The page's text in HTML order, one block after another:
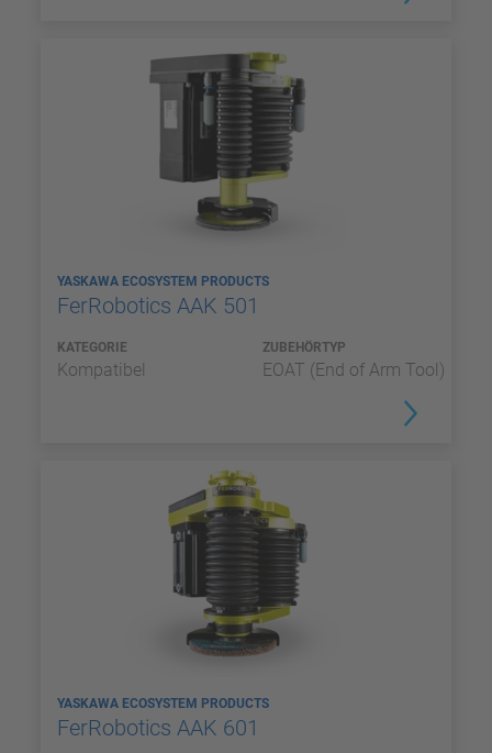
YASKAWA ECOSYSTEM PRODUCTS
FerRobotics AAK 501
KATEGORIE
Kompatibel
ZUBEHÖRTYP
EOAT (End of Arm Tool)
YASKAWA ECOSYSTEM PRODUCTS
FerRobotics AAK 601